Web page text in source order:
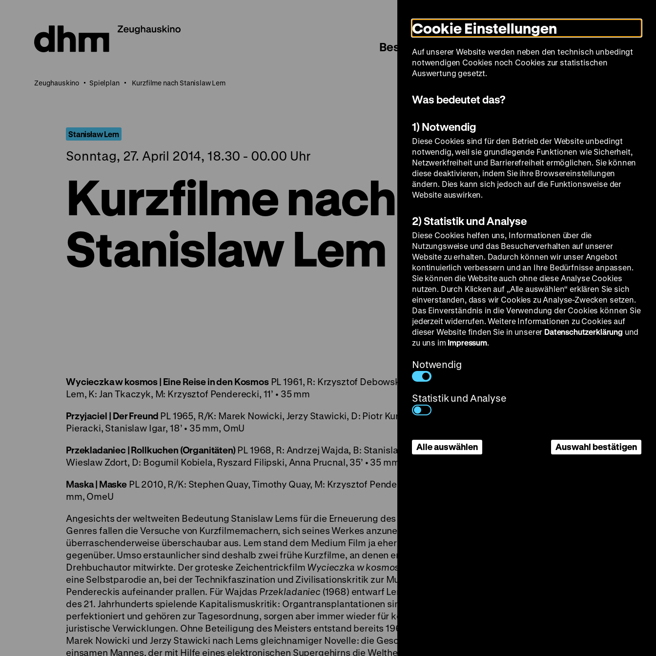
Seiteninhalt
springen
Modus
umschalten
Sprache
Besuch Spielplan Filmreihen Über uns
Zeughauskino Spielplan Kurzfilme nach Stanislaw Lem
Stanisław Lem
Sonntag, 27. April 2014, 18.30 - 00.00 Uhr
Kurzfilme nach
Stanislaw Lem
Wycieczka w kosmos | Eine Reise in den KosmosPL 1961, R: Krzysztof Debowski, B: Stanislaw
Lem, K: Jan Tkaczyk, M: Krzysztof Penderecki, 11’ • 35 mm
Przyjaciel | Der Freund PL 1965, R/K: Marek Nowicki, Jerzy Stawicki, D: Piotr Kurowski, Józef
Pieracki, Stanislaw Igar, 18’ • 35 mm, OmU
Przekladaniec | Rollkuchen (Organitäten)PL 1968, R: Andrzej Wajda, B: Stanislaw Lem, K:
Wieslaw Zdort, D: Bogumil Kobiela, Ryszard Filipski, Anna Prucnal, 35’ • 35 mm, OmeU
Maska | MaskePL 2010, R/K: Stephen Quay, Timothy Quay, M: Krzysztof Penderecki, 23’ • 35
mm, OmeU
Angesichts der weltweiten Bedeutung Stanislaw Lems für die Erneuerung des Science-Fiction-
Genres fallen die Versuche von Kurzfilmemachern, sich seines Werkes anzunehmen,
überraschenderweise überschaubar aus. Lem stand dem Medium Film ja eher skeptisch
gegenüber. Umso erstaunlicher sind deshalb zwei frühe Kurzfilme, an denen er selbst als
Drehbuchautor mitwirkte. Der groteske Zeichentrickfilm Wycieczka w kosmos
eine Selbstparodie an, bei der Technikfaszination und Zivilisationskritik zur Musik Krzysztof
Pendereckis aufeinander prallen. Für Wajdas Przekladaniec (1968) entwarf Lem eine zu Beginn
des 21. Jahrhunderts spielende Kapitalismuskritik: Organtransplantationen sind inzwischen
perfektioniert und gehören zur Tagesordnung, sorgen aber immer wieder für komplizierte
juristische Verwicklungen. Ohne Beteiligung des Meisters entstand bereits 1965
Marek Nowicki und Jerzy Stawicki nach Lems gleichnamiger Novelle: die Geschichte eines
einsamen Mannes, der mit Hilfe eines elektronischen Supergehirns die Weltherrschaft erringen
Cookie Einstellungen
Auf unserer Website werden neben den technisch unbedingt
notwendigen Cookies noch Cookies zur statistischen
Auswertung gesetzt.
Was bedeutet das?
1) Notwendig
Diese Cookies sind für den Betrieb der Website unbedingt
notwendig, weil sie grundlegende Funktionen wie Sicherheit,
Netzwerkfreiheit und Barrierefreiheit ermöglichen. Sie können
diese deaktivieren, indem Sie ihre Browsereinstellungen
ändern. Dies kann sich jedoch auf die Funktionsweise der
Website auswirken.
2) Statistik und Analyse
Diese Cookies helfen uns, Informationen über die
Nutzungsweise und das Besucherverhalten auf unserer
Website zu erhalten. Dadurch können wir unser Angebot
kontinuierlich verbessern und an Ihre Bedürfnisse anpassen.
Sie können die Website auch ohne diese Analyse Cookies
nutzen. Durch Klicken auf „Alle auswählen“ erklären Sie sich
einverstanden, dass wir Cookies zu Analyse-Zwecken setzen.
Das Einverständnis in die Verwendung der Cookies können Sie
jederzeit widerrufen. Weitere Informationen zu Cookies auf
dieser Website finden Sie in unserer Datenschutzerklärung und
zu uns im Impressum.
Notwendig
Statistik und Analyse
Alle auswählen Auswahl bestätigen